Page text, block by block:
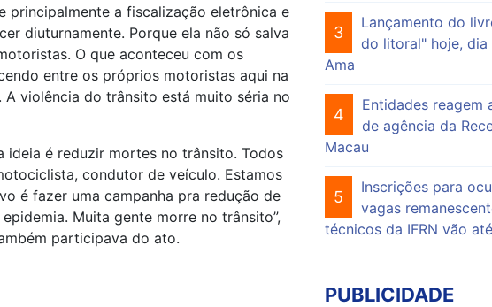
principalmente a fiscalização eletrônica e
diuturnamente. Porque ela não só salva
O que aconteceu com os
entre os próprios motoristas aqui na
violência do trânsito está muito séria no
ideia é reduzir mortes no trânsito. Todos
condutor de veículo. Estamos
é fazer uma campanha pra redução de
Muita gente morre no trânsito”,
participava do ato.
3
Lançamento do
do litoral" hoje,
Ama
4
Entidades reagem
de agência da
Macau
5
Inscrições para
vagas
técnicos da IFRN vão
PUBLICIDADE